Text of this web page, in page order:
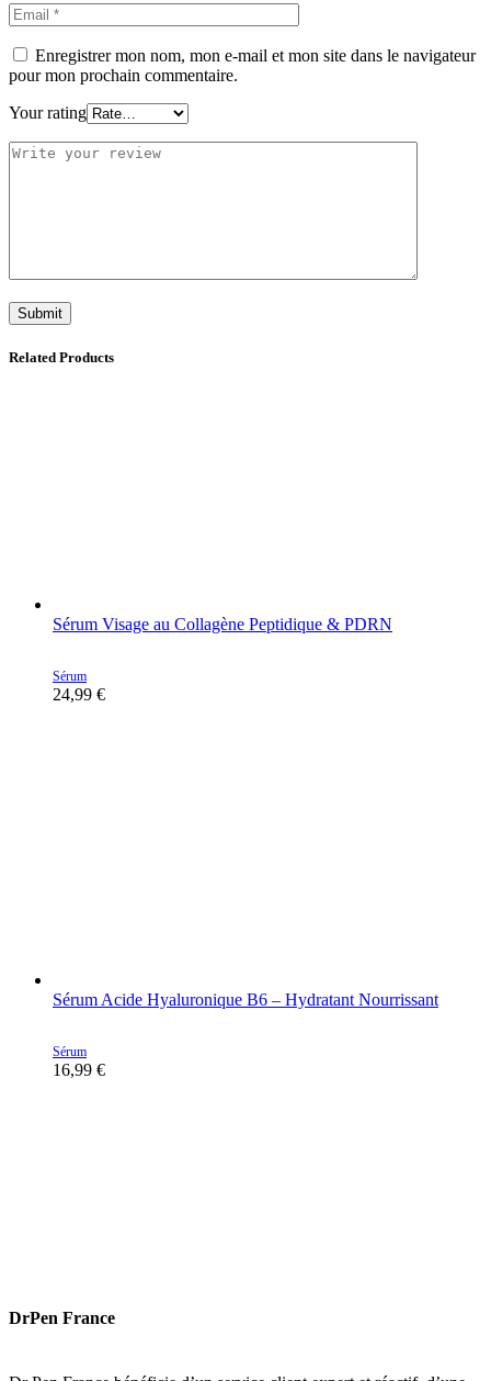
Enregistrer mon nom, mon e-mail et mon site dans le navigateur
pour mon prochain commentaire.
Your rating
Related Products
Sérum Visage au Collagène Peptidique & PDRN
Sérum
24,99 €
Sérum Acide Hyaluronique B6 – Hydratant Nourrissant
Sérum
16,99 €
DrPen France